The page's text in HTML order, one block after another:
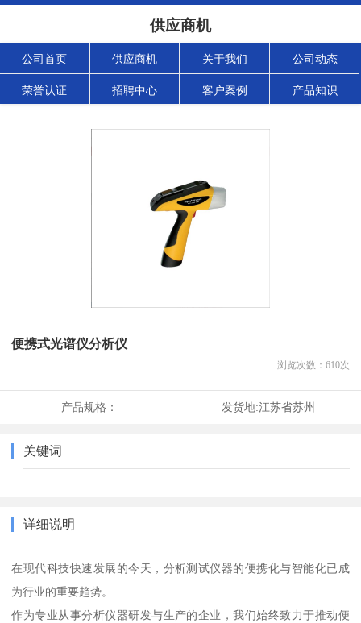
供应商机
公司首页 供应商机 关于我们 公司动态
荣誉认证 招聘中心 客户案例 产品知识
便携式光谱仪分析仪
浏览次数： 610次
产品规格： 发货地:江苏省苏州
关键词
详细说明
在现代科技快速发展的今天，分析测试仪器的便携化与智能化已成
为行业的重要趋势。
作为专业从事分析仪器研发与生产的企业，我们始终致力于推动便